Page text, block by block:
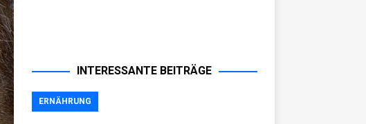
INTERESSANTE BEITRÄGE
ERNÄHRUNG